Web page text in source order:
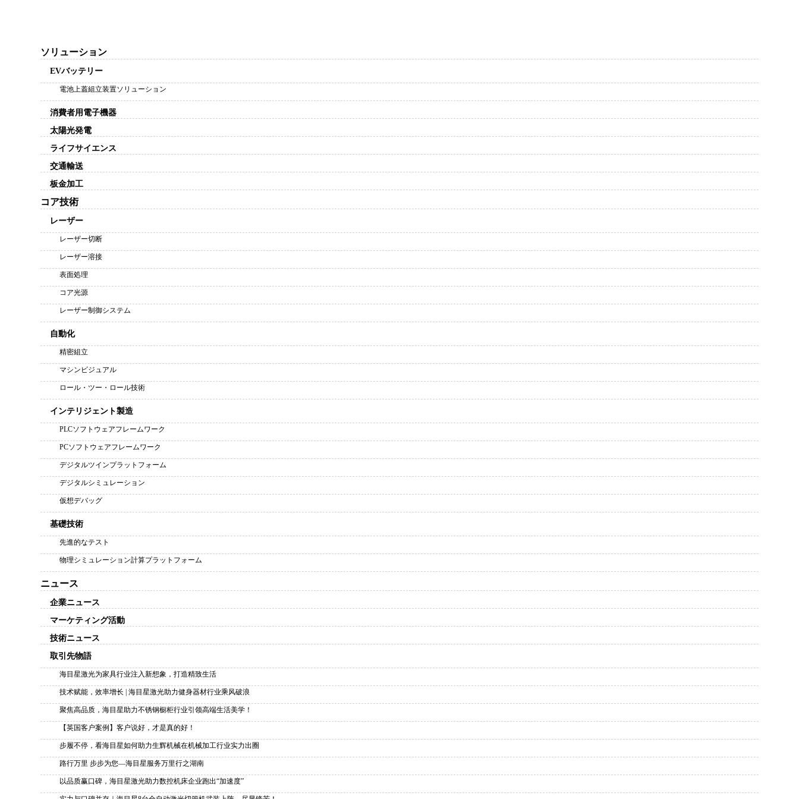
ソリューション
EVバッテリー
電池上蓋組立装置ソリューション
消費者用電子機器
太陽光発電
ライフサイエンス
交通輸送
板金加工
コア技術
レーザー
レーザー切断
レーザー溶接
表面処理
コア光源
レーザー制御システム
自動化
精密組立
マシンビジュアル
ロール・ツー・ロール技術
インテリジェント製造
PLCソフトウェアフレームワーク
PCソフトウェアフレームワーク
デジタルツインプラットフォーム
デジタルシミュレーション
仮想デバッグ
基礎技術
先進的なテスト
物理シミュレーション計算プラットフォーム
ニュース
企業ニュース
マーケティング活動
技術ニュース
取引先物語
海目星激光为家具行业注入新想象，打造精致生活
技术赋能，效率增长 | 海目星激光助力健身器材行业乘风破浪
聚焦高品质，海目星助力不锈钢橱柜行业引领高端生活美学！
【英国客户案例】客户说好，才是真的好！
步履不停，看海目星如何助力生辉机械在机械加工行业实力出圈
路行万里 步步为您—海目星服务万里行之湖南
以品质赢口碑，海目星激光助力数控机床企业跑出“加速度”